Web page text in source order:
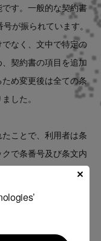
す。一般的な契約書
が振られています。
なく、文中で特定の
契約書の項目を追加
め変更後は全ての条
した。
ことで、利用者は条
で条番号及び条文内
になります。従来、
に加え工数の削減が